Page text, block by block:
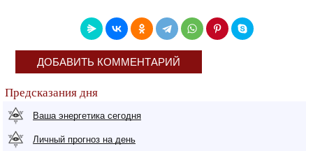
ДОБАВИТЬ КОММЕНТАРИЙ
Предсказания дня
Ваша энергетика сегодня
Личный прогноз на день